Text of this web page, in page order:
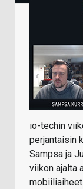
io-techin
perjantaisin
Sampsa ja
viikon ajalta
mobiiliaiheet.